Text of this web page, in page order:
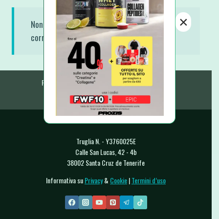
Non è stato trovato nessun prodotto che
corrisponde alla tua selezione.
Ricette Fit e Light Ricette A-Z
E-Book & Libri
Raccolte & Guide
Chi Sono Contatti
Truglia N. - Y3760025E
Calle San Lucas, 42 - 4b
38002 Santa Cruz de Tenerife
Informativa suPrivacy& Cookie|Termini d’uso
×